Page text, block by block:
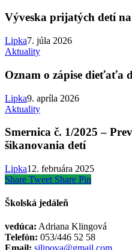
Výveska prijatých detí
Lipka7. júla 2026
Aktuality
Oznam o zápise dieťaťa
Lipka9. apríla 2026
Aktuality
Smernica č. 1/2025 –
šikanovania detí
Lipka12. februára 2025
Share Tweet Share Pin
Školská jedáleň
vedúca: Adriana Klingová
Telefón: 053/446 52 58